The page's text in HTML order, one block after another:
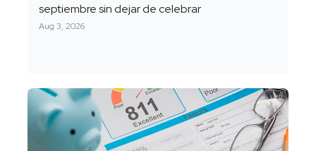
septiembre sin dejar de celebrar
Aug 3, 2026